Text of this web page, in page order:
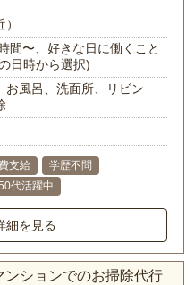
間〜、好きな日に働くこと
日時から選択)
お風呂、洗面所、リビン
支給
学歴不問
代活躍中
細を見る
ションでのお掃除代行